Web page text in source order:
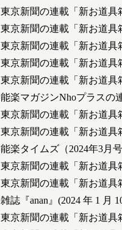
東京新聞の連載「新お道
東京新聞の連載「新お道
東京新聞の連載「新お道
東京新聞の連載「新お道
東京新聞の連載「新お道
能楽マガジンNhoプラスの
東京新聞の連載「新お道
東京新聞の連載「新お道
能楽タイムズ（2024年3月
東京新聞の連載「新お道
東京新聞の連載「新お道
雑誌『anan』(2024 年 1 月
東京新聞の連載「新お道